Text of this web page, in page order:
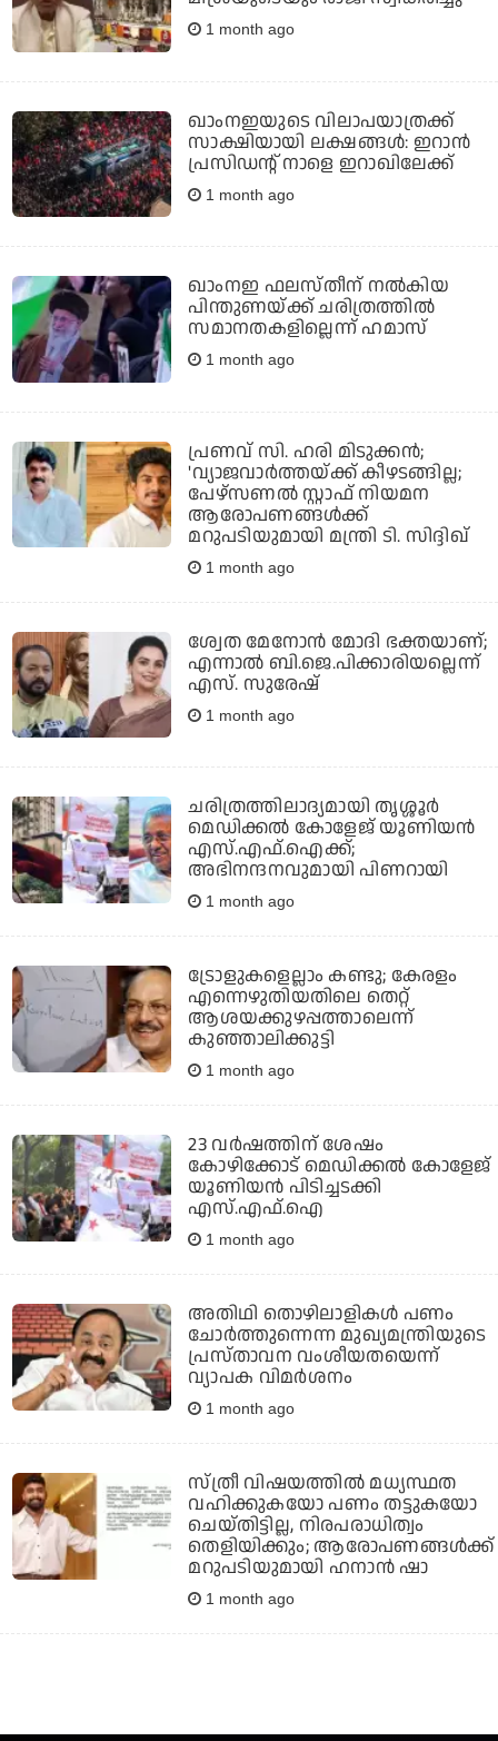
1 month ago
ഖാംനഇയുടെ വിലാപയാത്രക്ക്
സാക്ഷിയായി ലക്ഷങ്ങള്‍: ഇറാന്‍
പ്രസിഡന്റ് നാളെ ഇറാഖിലേക്ക്
1 month ago
ഖാംനഇ ഫലസ്തീന് നല്‍കിയ
പിന്തുണയ്ക്ക് ചരിത്രത്തില്‍
സമാനതകളില്ലെന്ന് ഹമാസ്
1 month ago
പ്രണവ് സി. ഹരി മിടുക്കന്‍;
'വ്യാജവാര്‍ത്തയ്ക്ക് കീഴടങ്ങില്ല;
പേഴ്‌സണല്‍ സ്റ്റാഫ് നിയമന
ആരോപണങ്ങള്‍ക്ക്
മറുപടിയുമായി മന്ത്രി ടി. സിദ്ദിഖ്
1 month ago
ശ്വേത മേനോന്‍ മോദി ഭക്തയാണ്;
എന്നാല്‍ ബി.ജെ.പിക്കാരിയല്ലെന്ന്
എസ്. സുരേഷ്
1 month ago
ചരിത്രത്തിലാദ്യമായി തൃശ്ശൂര്‍
മെഡിക്കല്‍ കോളേജ് യൂണിയന്‍
എസ്.എഫ്.ഐക്ക്;
അഭിനന്ദനവുമായി പിണറായി
1 month ago
ട്രോളുകളെല്ലാം കണ്ടു; കേരളം
എന്നെഴുതിയതിലെ തെറ്റ്
ആശയക്കുഴപ്പത്താലെന്ന്
കുഞ്ഞാലിക്കുട്ടി
1 month ago
23 വര്‍ഷത്തിന് ശേഷം
കോഴിക്കോട് മെഡിക്കല്‍ കോളേജ്
യൂണിയന്‍ പിടിച്ചടക്കി
എസ്.എഫ്.ഐ
1 month ago
അതിഥി തൊഴിലാളികൾ പണം
ചോർത്തുന്നെന്ന മുഖ്യമന്ത്രിയുടെ
പ്രസ്താവന വംശീയതയെന്ന്
വ്യാപക വിമർശനം
1 month ago
സ്ത്രീ വിഷയത്തില്‍ മധ്യസ്ഥത
വഹിക്കുകയോ പണം തട്ടുകയോ
ചെയ്തിട്ടില്ല, നിരപരാധിത്വം
തെളിയിക്കും; ആരോപണങ്ങള്‍ക്ക്
മറുപടിയുമായി ഹനാന്‍ ഷാ
1 month ago